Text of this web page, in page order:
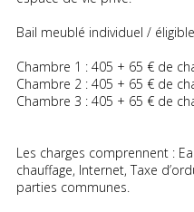
Bail meublé individuel /
Chambre 1 : 405 + 65 € de
Chambre 2 : 405 + 65 € de
Chambre 3 : 405 + 65 € de
Les charges comprennent :
chauffage, Internet, Taxe
parties communes.